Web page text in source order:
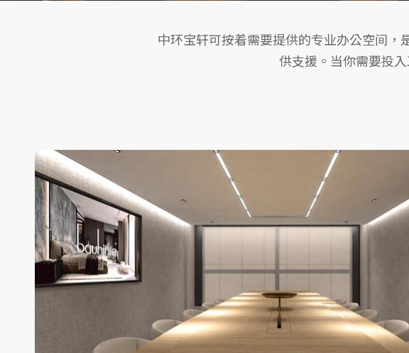
中环宝轩可按着需要提供的专业办公空间
供支援。当你需要投